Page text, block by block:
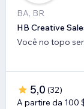
BA, BR
HB Creative
Você no topo
5,0 (32)
A partire da 100